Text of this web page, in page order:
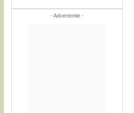
- Advertentie -